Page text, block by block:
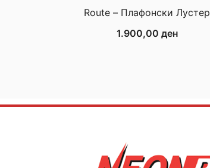
Route – Плафонски Лустер
1.900,00 ден